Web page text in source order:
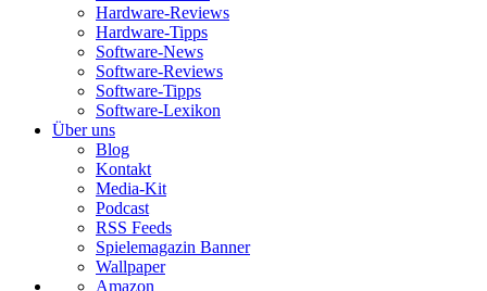
Hardware-Reviews
Hardware-Tipps
Software-News
Software-Reviews
Software-Tipps
Software-Lexikon
Über uns
Blog
Kontakt
Media-Kit
Podcast
RSS Feeds
Spielemagazin Banner
Wallpaper
Amazon